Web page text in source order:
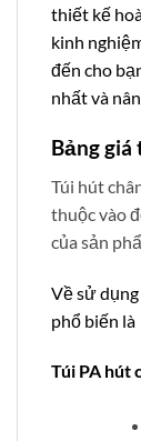
thiết kế
kinh
đến cho
nhất và
Bảng giá
Túi hút
thuộc vào
của sản
Về sử
phổ biến là
Túi PA hút